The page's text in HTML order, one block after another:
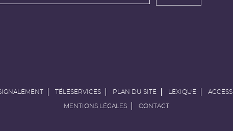
TÉLÉSERVICES PLAN DU SITE LEXIQUE
MENTIONS LÉGALES CONTACT